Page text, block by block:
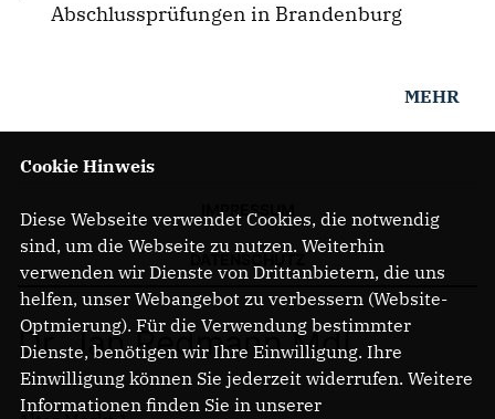
Abschlussprüfungen in Brandenburg
MEHR
IMPRESSUM
Dr. Jan Redmann MdL
Cookie Hinweis
Diese Webseite verwendet Cookies, die notwendig
sind, um die Webseite zu nutzen. Weiterhin
verwenden wir Dienste von Drittanbietern, die uns
helfen, unser Webangebot zu verbessern (Website-
Optmierung). Für die Verwendung bestimmter
Dienste, benötigen wir Ihre Einwilligung. Ihre
Einwilligung können Sie jederzeit widerrufen. Weitere
Informationen finden Sie in unserer